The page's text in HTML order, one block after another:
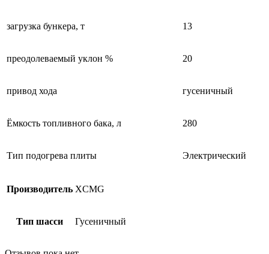
загрузка бункера, т 13
преодолеваемый уклон % 20
привод хода гусеничный
Ёмкость топливного бака, л 280
Тип подогрева плиты Электрический
Производитель XCMG
Тип шасси Гусеничный